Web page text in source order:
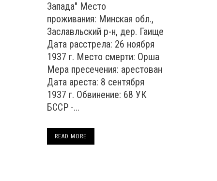
Запада" Место
проживания: Минская обл.,
Заславльский р-н, дер. Гаище
Дата расстрела: 26 ноября
1937 г. Место смерти: Орша
Мера пресечения: арестован
Дата ареста: 8 сентября
1937 г. Обвинение: 68 УК
БССР -...
READ MORE